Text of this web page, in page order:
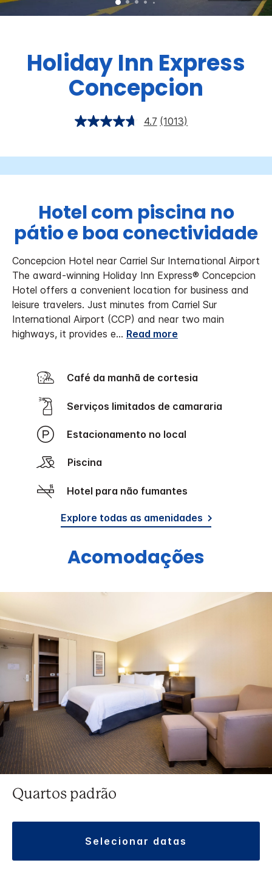
Holiday Inn Express
Concepcion
4.7 (1013)
Hotel com piscina no
pátio e boa conectividade
Concepcion Hotel near Carriel Sur International Airport
The award-winning Holiday Inn Express® Concepcion
Hotel offers a convenient location for business and
leisure travelers. Just minutes from Carriel Sur
International Airport (CCP) and near two main
highways, it provides e... Read more
Café da manhã de cortesia
Serviços limitados de camararia
Estacionamento no local
Piscina
Hotel para não fumantes
Explore todas as amenidades
Acomodações
Quartos padrão
selecionar datas